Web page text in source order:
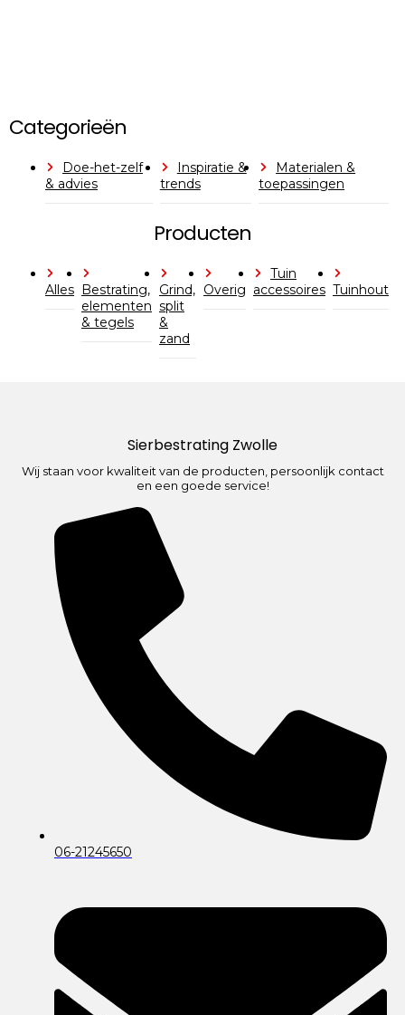
Categorieën
Doe-het-zelf
& advies
Inspiratie &
trends
Materialen &
toepassingen
Producten
Alles Bestrating,
elementen
& tegels
Grind,
split
&
zand
Overig
Tuin
accessoires Tuinhout
Sierbestrating Zwolle
Wij staan voor kwaliteit van de producten, persoonlijk contact
en een goede service!
06-21245650